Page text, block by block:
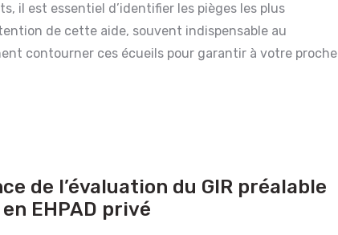
il est essentiel d’identifier les pièges les plus
de cette aide, souvent indispensable au
contourner ces écueils pour garantir à votre proche
de l’évaluation du GIR préalable
EHPAD privé